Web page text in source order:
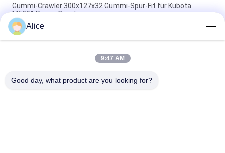
Gummi-Crawler 300x127x32 Gummi-Spur-Fit für Kubota
M5091 Power Crawler
Gummireifen 350 x 52,5 x 104 für Takeuchi Tb035
Bohrmaschine
Kompakter Gleiter-Lader spürt Gummibahn B450X86ZZ*55
Alice
9:47 AM
Good day, what product are you looking for?